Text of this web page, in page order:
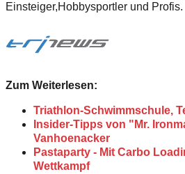
Einsteiger,Hobbysportler und Profis.
Zum Weiterlesen:
Triathlon-Schwimmschule,
Insider-Tipps von "Mr.
Vanhoenacker
Pastaparty - Mit Carbo
Wettkampf